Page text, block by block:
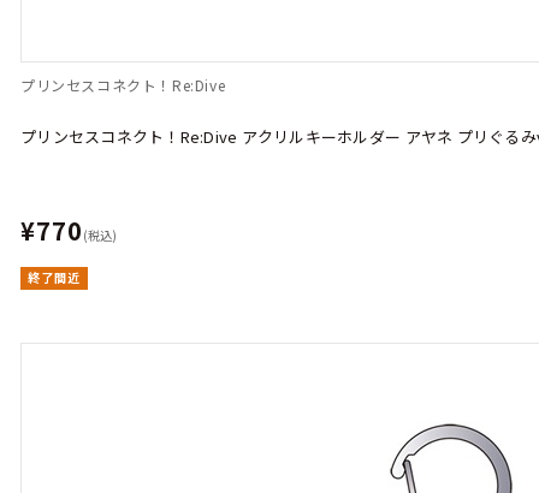
プリンセスコネクト！Re:Dive
プリンセスコネクト！Re:Dive アクリルキーホルダー アヤネ プリぐる
¥770 (税込)
終了間近